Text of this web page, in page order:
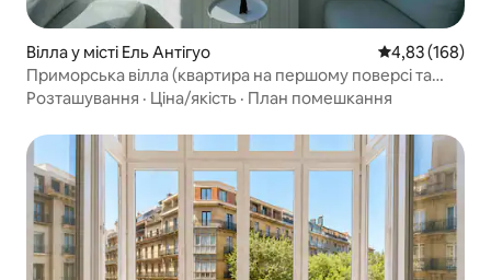
Вілла у місті Ель Антігуо Середня
4,83 (168)
Приморська вілла (квартира на першому поверсі та
парковка)
Розташування · Ціна/якість · План помешкання